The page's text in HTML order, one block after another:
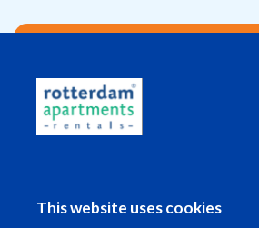
This website uses cookies
Bereken reistijd